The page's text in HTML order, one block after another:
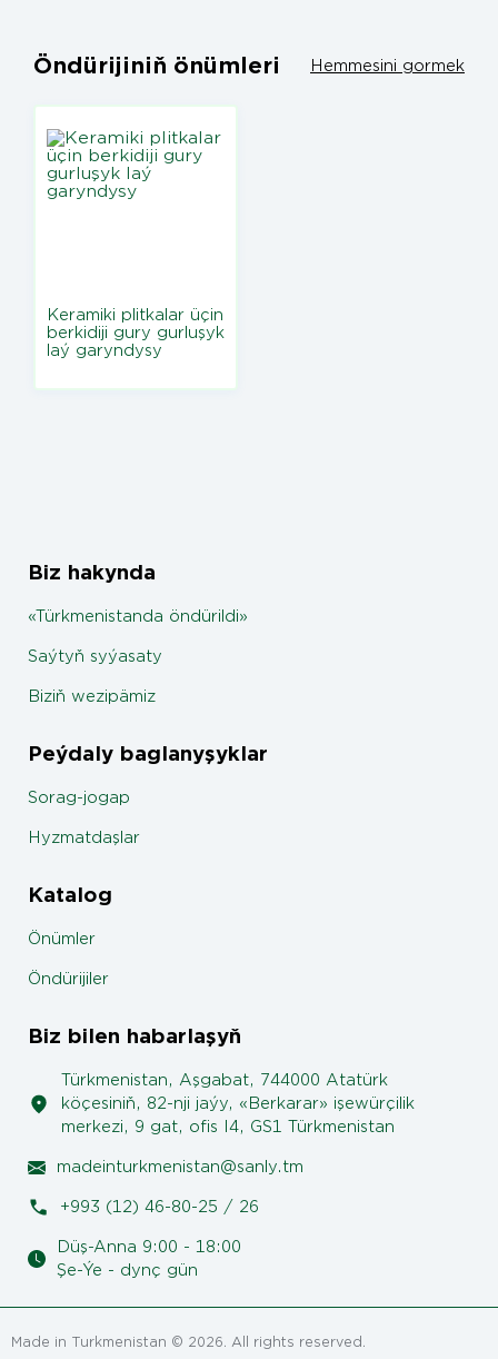
Öndürijiniň önümleri Hemmesini gormek
Keramiki plitkalar üçin
berkidiji gury gurluşyk
laý garyndysy
Biz hakynda
«Türkmenistanda öndürildi»
Saýtyň syýasaty
Biziň wezipämiz
Peýdaly baglanyşyklar
Sorag-jogap
Hyzmatdaşlar
Katalog
Önümler
Öndürijiler
Biz bilen habarlaşyň
Türkmenistan, Aşgabat, 744000 Atatürk
köçesiniň, 82-nji jaýy, «Berkarar» işewürçilik
merkezi, 9 gat, ofis I4, GS1 Türkmenistan
madeinturkmenistan@sanly.tm
+993 (12) 46-80-25 / 26
Düş-Anna 9:00 - 18:00
Şe-Ýe - dynç gün
Made in Turkmenistan © 2026. All rights reserved.